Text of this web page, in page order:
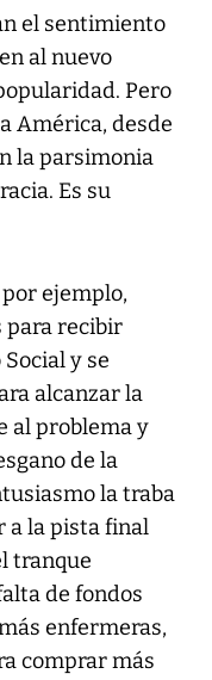
el sentimiento
al nuevo
Pero
América, desde
la parsimonia
Es su
ejemplo,
para recibir
y se
alcanzar la
al problema y
de la
la traba
a la pista final
tranque
de fondos
enfermeras,
comprar más